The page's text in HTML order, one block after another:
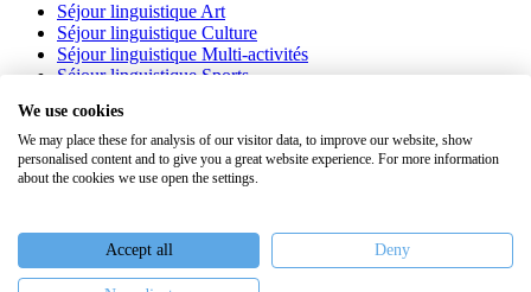
Séjour linguistique Art
Séjour linguistique Culture
Séjour linguistique Multi-activités
Séjour linguistique Sports
À propos
FAQ
Webinaires
Nous recrutons
We use cookies
We may place these for analysis of our visitor data, to improve our website, show
personalised content and to give you a great website experience. For more information
about the cookies we use open the settings.
Accept all Deny